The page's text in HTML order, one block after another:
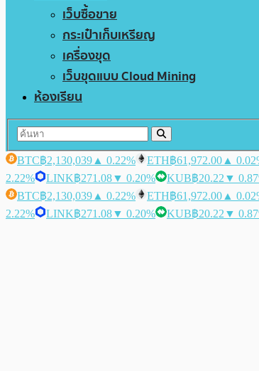
เว็บซื้อขาย
กระเป๋าเก็บเหรียญ
เครื่องขุด
เว็บขุดแบบ Cloud Mining
ห้องเรียน
BTC฿2,130,039 ▲ 0.22% ETH฿61,972.00 ▲
2.22%
LINK฿271.08▼ 0.20% KUB฿20.22 ▼
BTC฿2,130,039 ▲ 0.22% ETH฿61,972.00 ▲
2.22%
LINK฿271.08▼ 0.20% KUB฿20.22 ▼